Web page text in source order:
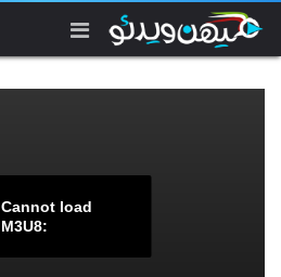
Cannot load
M3U8: